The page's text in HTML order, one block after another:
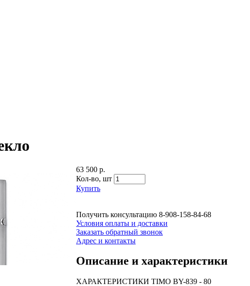
63 500 р.
Кол-во, шт
Купить
Получить консультацию 8-908-158-84-68
Условия оплаты и доставки
Заказать обратный звонок
Адрес и контакты
Описание и характеристики
ХАРАКТЕРИСТИКИ TIMO BY-839 - 80